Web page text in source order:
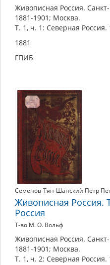
Живописная Россия.
1881-1901; Москва.
Т. 1, ч. 1: Северная Россия.
1881
ГПИБ
Семенов-Тян-Шанский Петр
Живописная Россия.
Россия
Т-во М. О. Вольф
Живописная Россия.
1881-1901; Москва.
Т. 1, ч. 2: Северная Россия.